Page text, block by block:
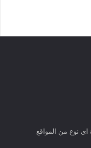
اى نوع من المواقع